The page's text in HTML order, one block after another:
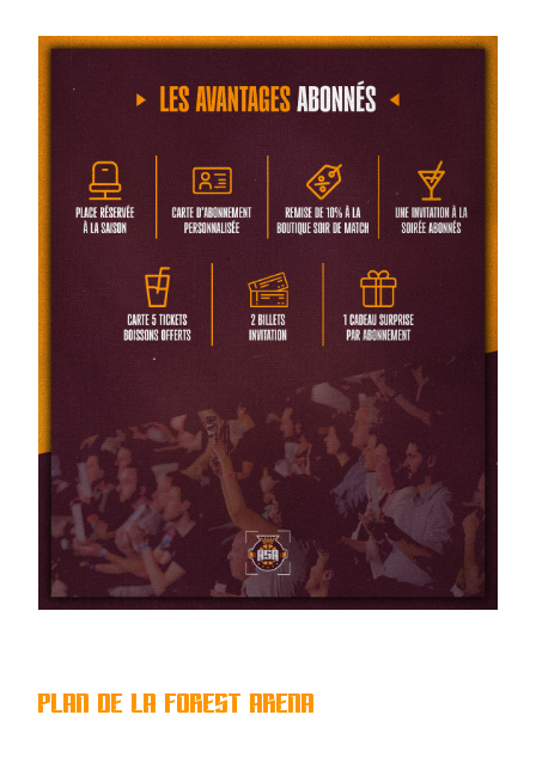
plan de la forest arena